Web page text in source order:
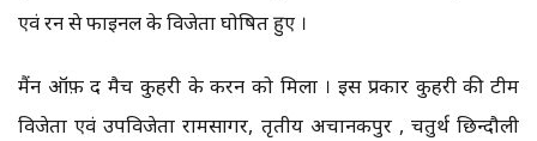
एवं रन से फाइनल के विजेता घोषित हुए ।
मैंन ऑफ़ द मैच कुहरी के करन को मिला । इस प्रकार कुहरी की टीम
विजेता एवं उपविजेता रामसागर, तृतीय अचानकपुर , चतुर्थ छिन्दौली